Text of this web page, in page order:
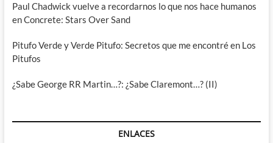
Paul Chadwick vuelve a recordarnos lo que nos hace humanos
en Concrete: Stars Over Sand
Pitufo Verde y Verde Pitufo: Secretos que me encontré en Los
Pitufos
¿Sabe George RR Martin…?: ¿Sabe Claremont…? (II)
ENLACES